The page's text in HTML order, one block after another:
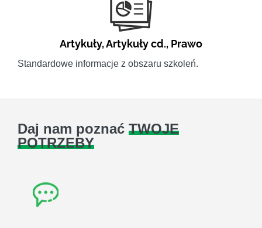
Artykuły,Artykuły cd., Prawo
Standardowe informacje z obszaru szkoleń.
Daj nam poznać TWOJE
POTRZEBY